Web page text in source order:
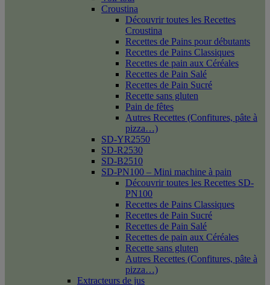
Croustina
Découvrir toutes les Recettes
Croustina
Recettes de Pains pour débutants
Recettes de Pains Classiques
Recettes de pain aux Céréales
Recettes de Pain Salé
Recettes de Pain Sucré
Recette sans gluten
Pain de fêtes
Autres Recettes (Confitures, pâte à
pizza…)
SD-YR2550
SD-R2530
SD-B2510
SD-PN100 – Mini machine à pain
Découvrir toutes les Recettes SD-
PN100
Recettes de Pains Classiques
Recettes de Pain Sucré
Recettes de Pain Salé
Recettes de pain aux Céréales
Recette sans gluten
Autres Recettes (Confitures, pâte à
pizza…)
Extracteurs de jus